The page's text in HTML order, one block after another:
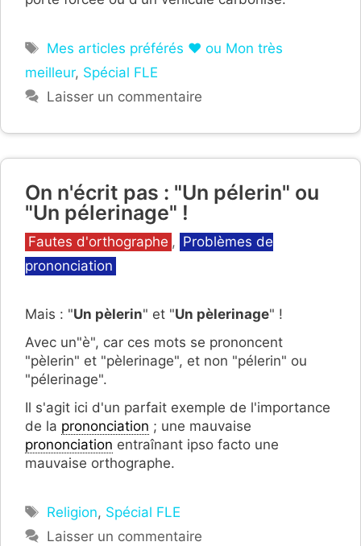
Étiquettes
Mes articles préférés ❤ ou Mon très
meilleur, Spécial FLE
Laisser un commentaire
On n'écrit pas : "Un pélerin" ou
"Un pélerinage" !
Catégories
Fautes d'orthographe , Problèmes de
prononciation
Mais : "Un pèlerin" et "Un pèlerinage" !
Avec un"è", car ces mots se prononcent
"pèlerin" et "pèlerinage", et non "pélerin" ou
"pélerinage".
Il s'agit ici d'un parfait exemple de l'importance
de la prononciation ; une mauvaise
prononciation entraînant ipso facto une
mauvaise orthographe.
Étiquettes
Religion, Spécial FLE
Laisser un commentaire